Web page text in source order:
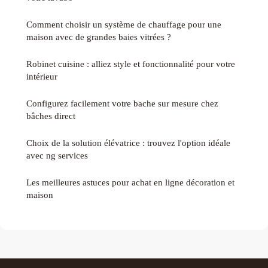
Comment choisir un système de chauffage pour une
maison avec de grandes baies vitrées ?
Robinet cuisine : alliez style et fonctionnalité pour votre
intérieur
Configurez facilement votre bache sur mesure chez
bâches direct
Choix de la solution élévatrice : trouvez l'option idéale
avec ng services
Les meilleures astuces pour achat en ligne décoration et
maison